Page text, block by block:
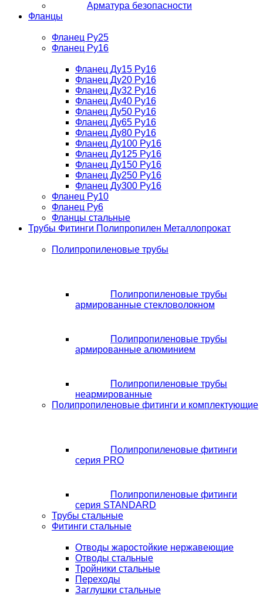
Арматура безопасности
Фланцы
Фланец Ру25
Фланец Ру16
Фланец Ду15 Ру16
Фланец Ду20 Ру16
Фланец Ду32 Ру16
Фланец Ду40 Ру16
Фланец Ду50 Ру16
Фланец Ду65 Ру16
Фланец Ду80 Ру16
Фланец Ду100 Ру16
Фланец Ду125 Ру16
Фланец Ду150 Ру16
Фланец Ду250 Ру16
Фланец Ду300 Ру16
Фланец Ру10
Фланец Ру6
Фланцы стальные
Трубы Фитинги Полипропилен Металлопрокат
Полипропиленовые трубы
Полипропиленовые трубы
армированные стекловолокном
Полипропиленовые трубы
армированные алюминием
Полипропиленовые трубы
неармированные
Полипропиленовые фитинги и комплектующие
Полипропиленовые фитинги
серия PRO
Полипропиленовые фитинги
серия STANDARD
Трубы стальные
Фитинги стальные
Отводы жаростойкие нержавеющие
Отводы стальные
Тройники стальные
Переходы
Заглушки стальные